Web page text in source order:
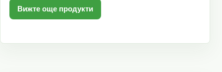
Вижте още продукти